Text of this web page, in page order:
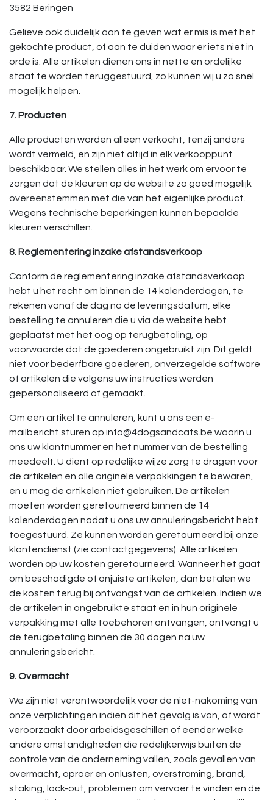
3582 Beringen
Gelieve ook duidelijk aan te geven wat er mis is met het
gekochte product, of aan te duiden waar er iets niet in
orde is. Alle artikelen dienen ons in nette en ordelijke
staat te worden teruggestuurd, zo kunnen wij u zo snel
mogelijk helpen.
7. Producten
Alle producten worden alleen verkocht, tenzij anders
wordt vermeld, en zijn niet altijd in elk verkooppunt
beschikbaar. We stellen alles in het werk om ervoor te
zorgen dat de kleuren op de website zo goed mogelijk
overeenstemmen met die van het eigenlijke product.
Wegens technische beperkingen kunnen bepaalde
kleuren verschillen.
8. Reglementering inzake afstandsverkoop
Conform de reglementering inzake afstandsverkoop
hebt u het recht om binnen de 14 kalenderdagen, te
rekenen vanaf de dag na de leveringsdatum, elke
bestelling te annuleren die u via de website hebt
geplaatst met het oog op terugbetaling, op
voorwaarde dat de goederen ongebruikt zijn. Dit geldt
niet voor bederfbare goederen, onverzegelde software
of artikelen die volgens uw instructies werden
gepersonaliseerd of gemaakt.
Om een artikel te annuleren, kunt u ons een e-
mailbericht sturen op info@4dogsandcats.be waarin u
ons uw klantnummer en het nummer van de bestelling
meedeelt. U dient op redelijke wijze zorg te dragen voor
de artikelen en alle originele verpakkingen te bewaren,
en u mag de artikelen niet gebruiken. De artikelen
moeten worden geretourneerd binnen de 14
kalenderdagen nadat u ons uw annuleringsbericht hebt
toegestuurd. Ze kunnen worden geretourneerd bij onze
klantendienst (zie contactgegevens). Alle artikelen
worden op uw kosten geretourneerd. Wanneer het gaat
om beschadigde of onjuiste artikelen, dan betalen we
de kosten terug bij ontvangst van de artikelen. Indien we
de artikelen in ongebruikte staat en in hun originele
verpakking met alle toebehoren ontvangen, ontvangt u
de terugbetaling binnen de 30 dagen na uw
annuleringsbericht.
9. Overmacht
We zijn niet verantwoordelijk voor de niet-nakoming van
onze verplichtingen indien dit het gevolg is van, of wordt
veroorzaakt door arbeidsgeschillen of eender welke
andere omstandigheden die redelijkerwijs buiten de
controle van de onderneming vallen, zoals gevallen van
overmacht, oproer en onlusten, overstroming, brand,
staking, lock-out, problemen om vervoer te vinden en de